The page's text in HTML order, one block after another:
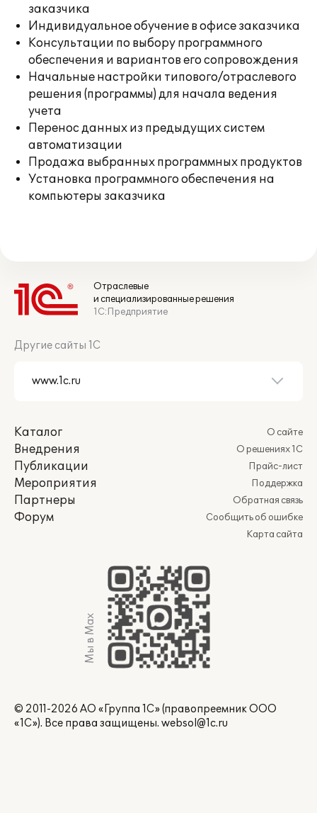
заказчика
Индивидуальное обучение в офисе заказчика
Консультации по выбору программного
обеспечения и вариантов его сопровождения
Начальные настройки типового/отраслевого
решения (программы) для начала ведения
учета
Перенос данных из предыдущих систем
автоматизации
Продажа выбранных программных продуктов
Установка программного обеспечения на
компьютеры заказчика
Отраслевые
и специализированные решения
1С:Предприятие
Другие сайты 1С
Каталог
Внедрения
Публикации
Мероприятия
Партнеры
Форум
О сайте
О решениях 1С
Прайс-лист
Поддержка
Обратная связь
Сообщить об ошибке
Карта сайта
Мы в Max
© 2011-2026 АО «Группа 1С» (правопреемник ООО
«1С»). Все права защищены. websol@1c.ru